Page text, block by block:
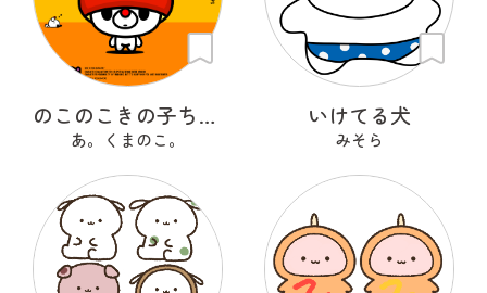
のこのこきの子ちゃん
あ。くまのこ。
いけてる犬
みそら